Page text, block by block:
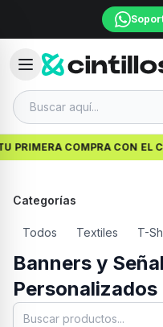
COMPRA CON EL
Categorías
Todos Textiles T-
Banners y
Personalizados